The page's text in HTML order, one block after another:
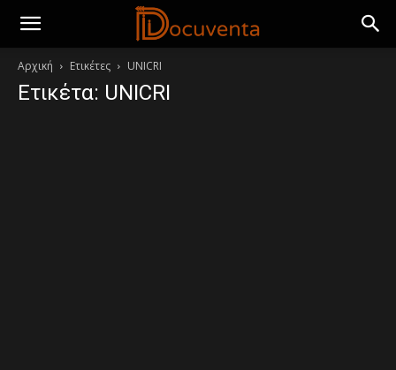
Αρχική Ετικέτες UNICRI
Ετικέτα: UNICRI